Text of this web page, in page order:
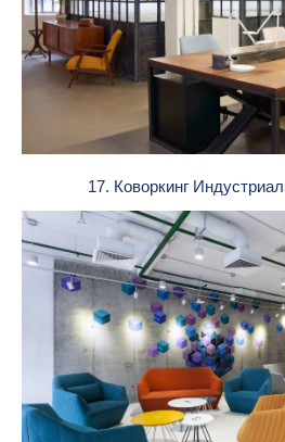
17. Коворкинг